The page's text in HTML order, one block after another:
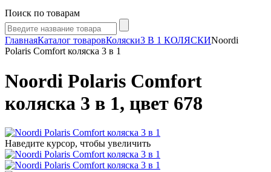
Поиск по товарам
ГлавнаяКаталог товаровКоляски3 В 1 КОЛЯСКИNoordi
Polaris Comfort коляска 3 в 1
Noordi Polaris Comfort
коляска 3 в 1, цвет 678
Наведите курсор, чтобы увеличить